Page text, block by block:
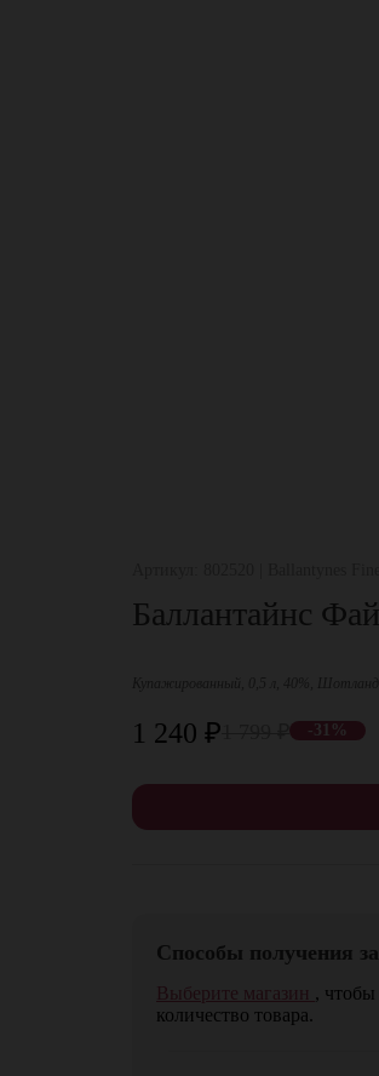
Баллантайнс
1 240 ₽ -31%
Способы получения
Выберите магазин , чтобы
количество товара.